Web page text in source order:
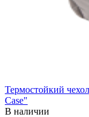
Термостойкий
Case"
В наличии